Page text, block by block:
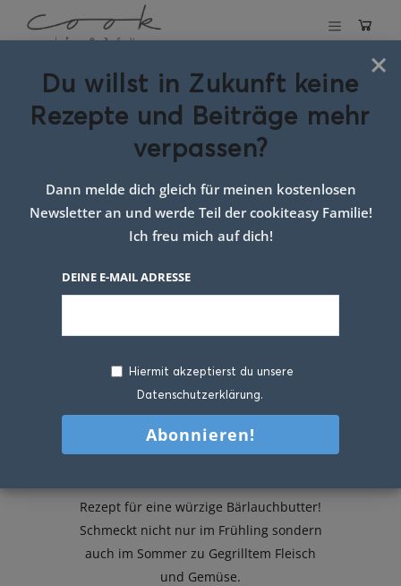
Schlagwort:
Rezepte für
bärlauch
Rezept für eine würzige Bärlauchbutter!
Schmeckt nicht nur im Frühling sondern
auch im Sommer zu Gegrilltem Fleisch
und Gemüse.
×
Du willst in Zukunft keine
Rezepte und Beiträge mehr
verpassen?
Dann melde dich gleich für meinen kostenlosen
Newsletter an und werde Teil der cookiteasy Familie!
Ich freu mich auf dich!
DEINE E-MAIL ADRESSE
Hiermit akzeptierst du unsere
Datenschutzerklärung.